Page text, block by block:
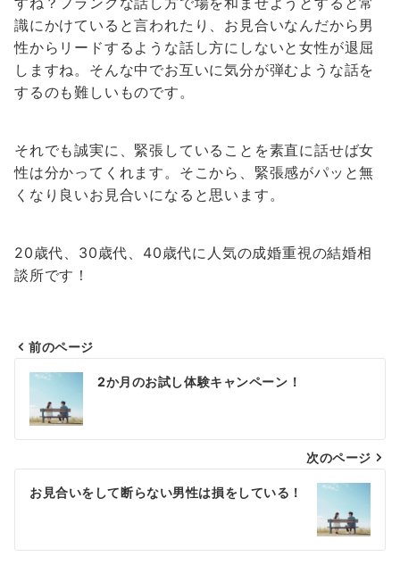
識にかけていると言われたり、お見合いなんだから男
性からリードするような話し方にしないと女性が退屈
しますね。そんな中でお互いに気分が弾むような話を
するのも難しいものです。
それでも誠実に、緊張していることを素直に話せば女
性は分かってくれます。そこから、緊張感がパッと無
くなり良いお見合いになると思います。
20歳代、30歳代、40歳代に人気の成婚重視の結婚相
談所です！
投
稿
ナ
ビ
ゲ
シ
前のページ
2か月のお試し体験キャンペーン！
次のページ
お見合いをして断らない男性は損をしている！